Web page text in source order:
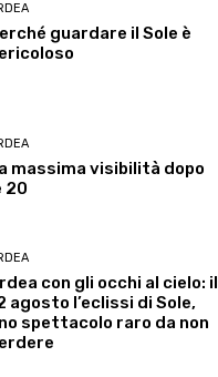
guardare il Sole è
massima visibilità dopo
20
con gli occhi al cielo: il
agosto l’eclissi di Sole,
spettacolo raro da non